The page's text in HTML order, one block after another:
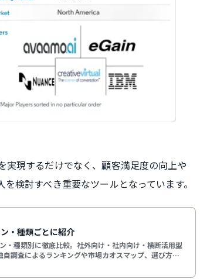
実現するだけでなく、顧客満足度の向上や
検討すべき重要なツールとなっています。
・種類ごとに紹介
・種類別に徹底比較。社外向け・社内向け・横断活用型
調査によるランキングや市場カオスマップ、選び方の